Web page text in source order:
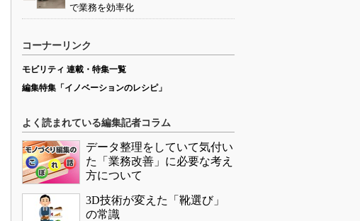
で業務を効率化
コーナーリンク
モビリティ 連載・特集一覧
編集特集「イノベーションのレシピ」
よく読まれている編集記者コラム
データ整理をしていて気付い
た「業務改善」に必要な考え
方について
3D技術が変えた「靴選び」
の常識